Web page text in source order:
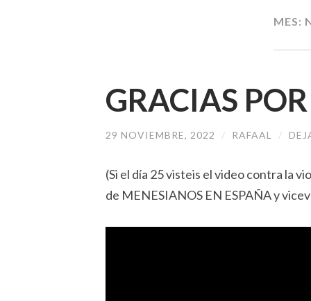
MES:
GRACIAS
29 NOVIEMBRE, 2022 / RAFAAL /
(Si el día 25 visteis el video contra la
de MENESIANOS EN ESPAÑA y